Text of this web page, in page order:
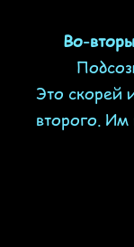
Во-
Это скорей
второго. Им